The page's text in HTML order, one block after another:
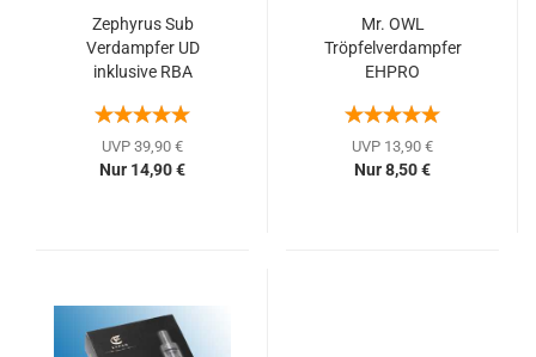
Zephyrus Sub
Verdampfer UD
inklusive RBA
UVP 39,90 €
Nur 14,90 €
Mr. OWL
Tröpfelverdampfer
EHPRO
UVP 13,90 €
Nur 8,50 €